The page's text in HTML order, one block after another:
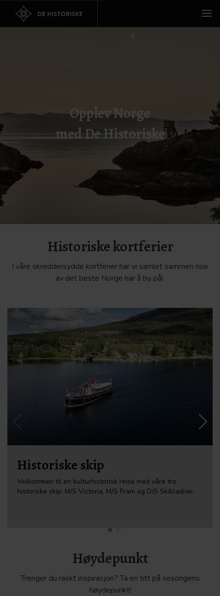
Opplev Norge
med De Historiske
Historiske kortferier
I våre skreddersydde kortferier har vi samlet sammen noe
av det beste Norge har å by på!
Historiske skip
Velkommen til en kulturhistorisk reise med våre tre
historiske skip: M/S Victoria, M/S Fram og D/S Skibladner.
Høydepunkt
Trenger du raskt inspirasjon? Ta en titt på sesongens
høydepunkt!